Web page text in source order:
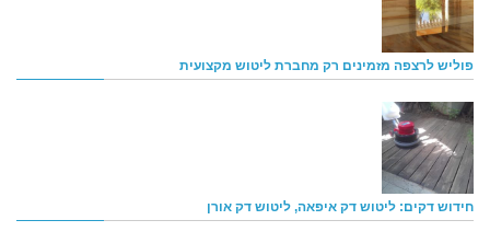
פוליש לרצפה מזמינים רק מחברת ליטוש מקצועית
חידוש דקים: ליטוש דק איפאה, ליטוש דק אורן